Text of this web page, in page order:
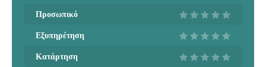
Προσωπικό
Εξυπηρέτηση
Κατάρτηση